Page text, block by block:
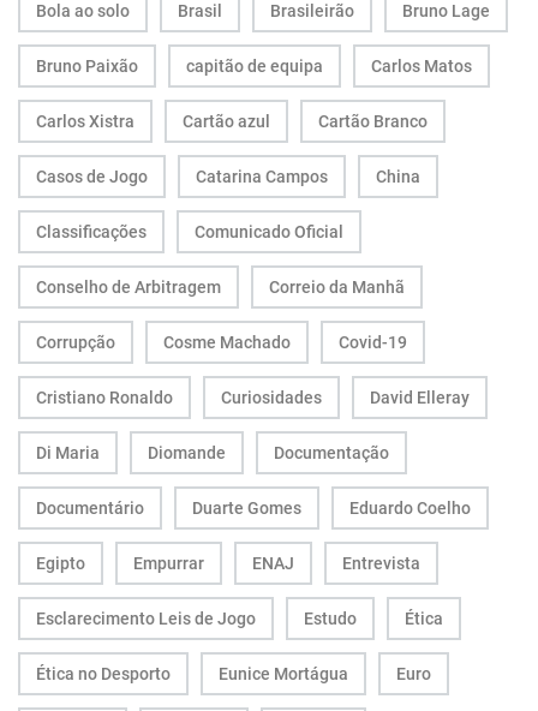
Bola ao solo Brasil Brasileirão Bruno Lage
Bruno Paixão capitão de equipa Carlos Matos
Carlos Xistra Cartão azul Cartão Branco
Casos de Jogo Catarina Campos China
Classificações Comunicado Oficial
Conselho de Arbitragem Correio da Manhã
Corrupção Cosme Machado Covid-19
Cristiano Ronaldo Curiosidades David Elleray
Di Maria Diomande Documentação
Documentário Duarte Gomes Eduardo Coelho
Egipto Empurrar ENAJ Entrevista
Esclarecimento Leis de Jogo Estudo Ética
Ética no Desporto Eunice Mortágua Euro